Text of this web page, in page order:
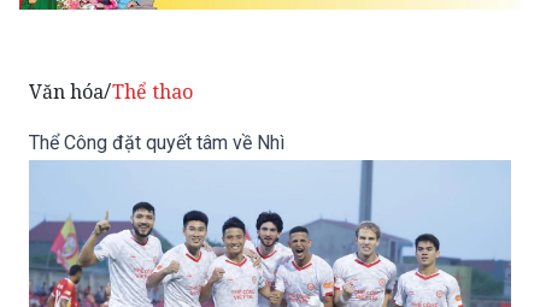
Văn hóa/Thể thao
Thể Công đặt quyết tâm về Nhì